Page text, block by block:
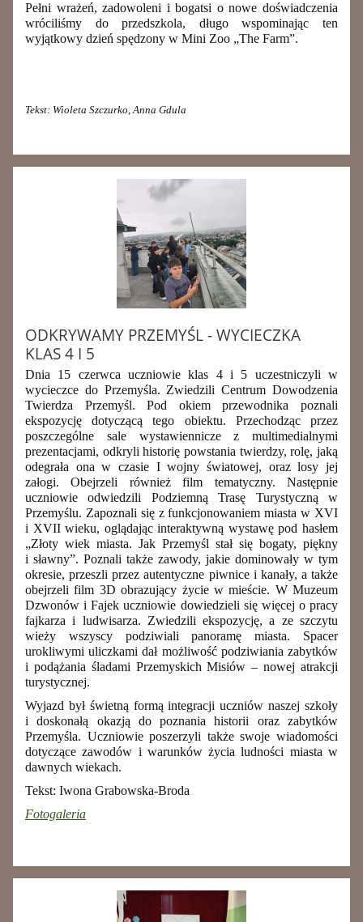
Pełni wrażeń, zadowoleni i bogatsi o nowe doświadczenia
wróciliśmy do przedszkola, długo wspominając ten
wyjątkowy dzień spędzony w Mini Zoo „The Farm”.
Tekst: Wioleta Szczurko, Anna Gdula
ODKRYWAMY PRZEMYŚL - WYCIECZKA
KLAS 4 I 5
Dnia 15 czerwca uczniowie klas 4 i 5 uczestniczyli w
wycieczce do Przemyśla. Zwiedzili Centrum Dowodzenia
Twierdza Przemyśl. Pod okiem przewodnika poznali
ekspozycję dotyczącą tego obiektu. Przechodząc przez
poszczególne sale wystawiennicze z multimedialnymi
prezentacjami, odkryli historię powstania twierdzy, rolę, jaką
odegrała ona w czasie I wojny światowej, oraz losy jej
załogi. Obejrzeli również film tematyczny. Następnie
uczniowie odwiedzili Podziemną Trasę Turystyczną w
Przemyślu. Zapoznali się z funkcjonowaniem miasta w XVI
i XVII wieku, oglądając interaktywną wystawę pod hasłem
„Złoty wiek miasta. Jak Przemyśl stał się bogaty, piękny
i sławny”. Poznali także zawody, jakie dominowały w tym
okresie, przeszli przez autentyczne piwnice i kanały, a także
obejrzeli film 3D obrazujący życie w mieście. W Muzeum
Dzwonów i Fajek uczniowie dowiedzieli się więcej o pracy
fajkarza i ludwisarza. Zwiedzili ekspozycję, a ze szczytu
wieży wszyscy podziwiali panoramę miasta. Spacer
urokliwymi uliczkami dał możliwość podziwiania zabytków
i podążania śladami Przemyskich Misiów – nowej atrakcji
turystycznej.
Wyjazd był świetną formą integracji uczniów naszej szkoły
i doskonałą okazją do poznania historii oraz zabytków
Przemyśla. Uczniowie poszerzyli także swoje wiadomości
dotyczące zawodów i warunków życia ludności miasta w
dawnych wiekach.
Tekst: Iwona Grabowska-Broda
Fotogaleria